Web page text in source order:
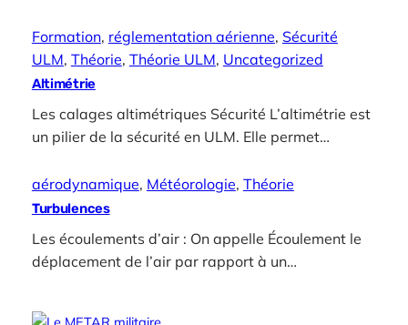
Formation, réglementation aérienne, Sécurité
ULM, Théorie, Théorie ULM, Uncategorized
Altimétrie
Les calages altimétriques Sécurité L’altimétrie est
un pilier de la sécurité en ULM. Elle permet…
aérodynamique, Météorologie, Théorie
Turbulences
Les écoulements d’air : On appelle Écoulement le
déplacement de l’air par rapport à un…